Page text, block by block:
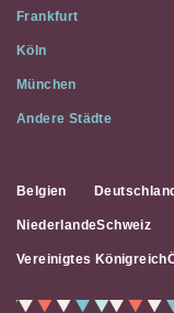
Media
Frankfurt
Köln
München
Andere Städte
Belgien Deutschland
NiederlandeSchweiz
Vereinigtes Königreich